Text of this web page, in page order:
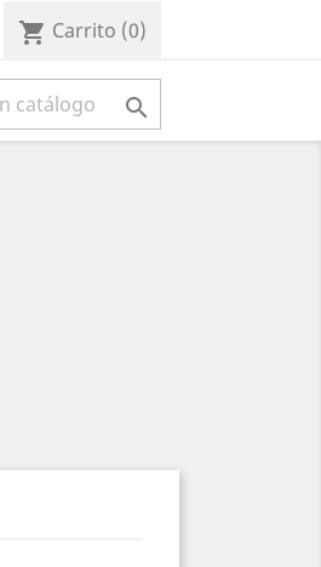
shopping_cart Carrito (0)
